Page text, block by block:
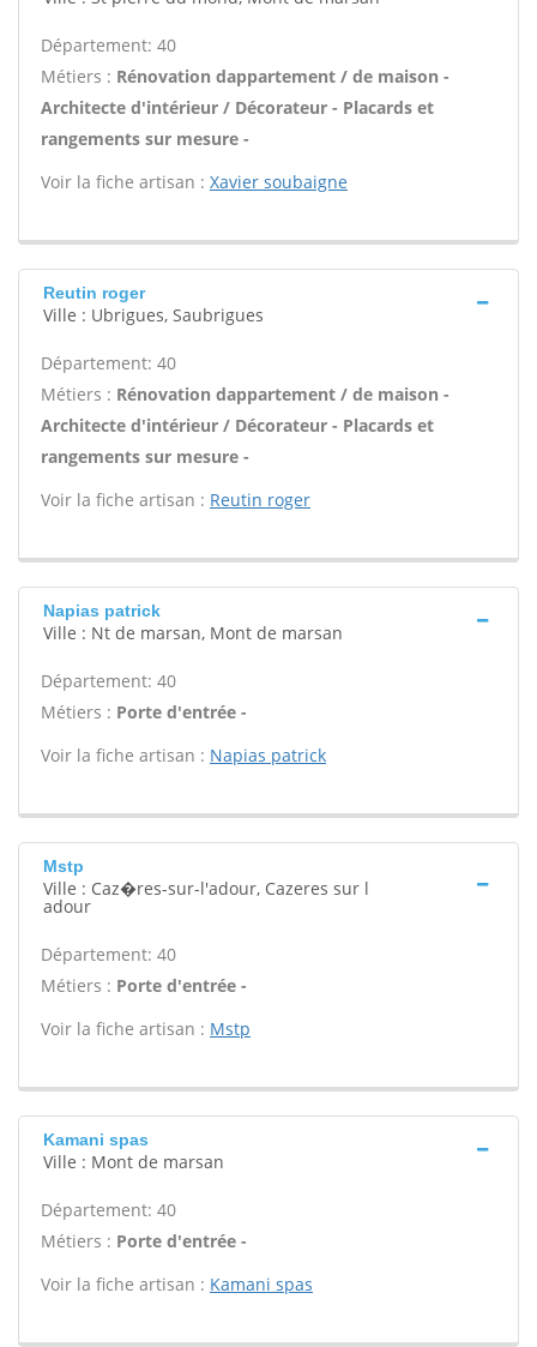
Département: 40
Métiers : Rénovation dappartement / de maison -
Architecte d'intérieur / Décorateur - Placards et
rangements sur mesure -
Voir la fiche artisan : Xavier soubaigne
Reutin roger
Ville : Ubrigues, Saubrigues
Département: 40
Métiers : Rénovation dappartement / de maison -
Architecte d'intérieur / Décorateur - Placards et
rangements sur mesure -
Voir la fiche artisan : Reutin roger
Napias patrick
Ville : Nt de marsan, Mont de marsan
Département: 40
Métiers : Porte d'entrée -
Voir la fiche artisan : Napias patrick
Mstp
Ville : Caz�res-sur-l'adour, Cazeres sur l
adour
Département: 40
Métiers : Porte d'entrée -
Voir la fiche artisan : Mstp
Kamani spas
Ville : Mont de marsan
Département: 40
Métiers : Porte d'entrée -
Voir la fiche artisan : Kamani spas